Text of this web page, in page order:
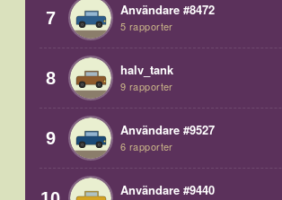
7 Användare #8472
5 rapporter
8 halv_tank
9 rapporter
9 Användare #9527
6 rapporter
Användare #9440